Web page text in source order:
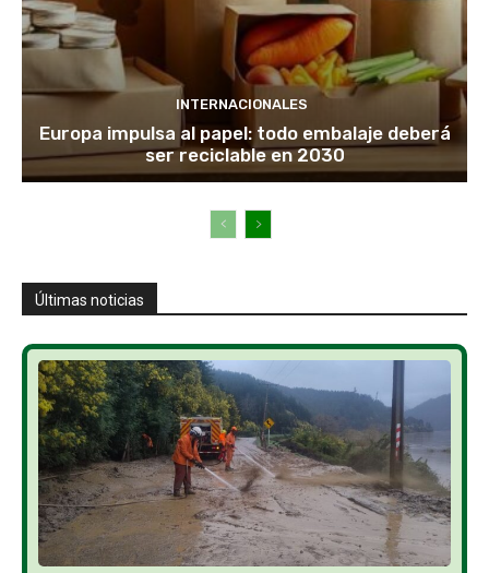
INTERNACIONALES
Europa impulsa al papel: todo embalaje deberá
ser reciclable en 2030
Últimas noticias